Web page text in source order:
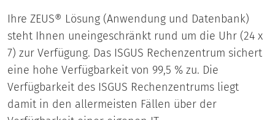
Ihre ZEUS® Lösung (Anwendung und Datenbank)
steht Ihnen uneingeschränkt rund um die Uhr (24 x
7) zur Verfügung. Das ISGUS Rechenzentrum sichert
eine hohe Verfügbarkeit von 99,5 % zu. Die
Verfügbarkeit des ISGUS Rechenzentrums liegt
damit in den allermeisten Fällen über der